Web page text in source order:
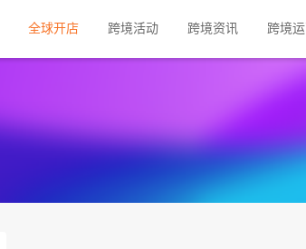
全球开店 跨境活动 跨境资讯 跨境